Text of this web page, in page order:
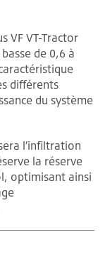
VF VT-Tractor
de 0,6 à
différents
du système
l’infiltration
la réserve
optimisant ainsi